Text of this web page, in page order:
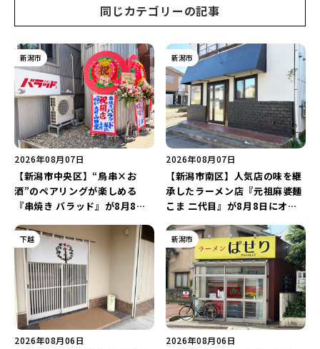
同じカテゴリーの記事
新潟市
2026年08月07日
【新潟市中央区】“鳥串×お
酒”のペアリングが楽しめる
『串焼き バラッド』が8月8日
インアップ♪
新潟市
2026年08月07日
【新潟市南区】人気店の味を継
承したラーメン店『元祖麻婆麺
こま 二代目』が8月8日にオー
た「麻婆麺」を復刻♪
下越
2026年08月06日
新潟市
2026年08月06日